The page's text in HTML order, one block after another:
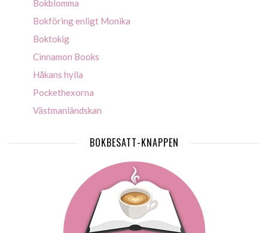
Bokblomma
Bokföring enligt Monika
Boktokig
Cinnamon Books
Håkans hylla
Pockethexorna
Västmanländskan
BOKBESATT-KNAPPEN